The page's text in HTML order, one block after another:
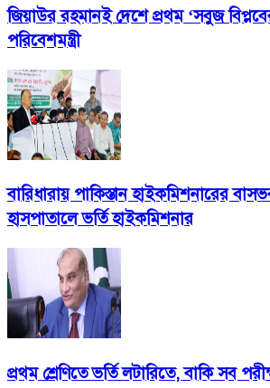
জিয়াউর রহমানই দেশে প্রথম ‘সবুজ
পরিবেশমন্ত্রী
বারিধারায় পাকিস্তান হাইকমিশনারের
হাসপাতালে ভর্তি হাইকমিশনার
প্রথম শ্রেণিতে ভর্তি লটারিতে, বাকি সব